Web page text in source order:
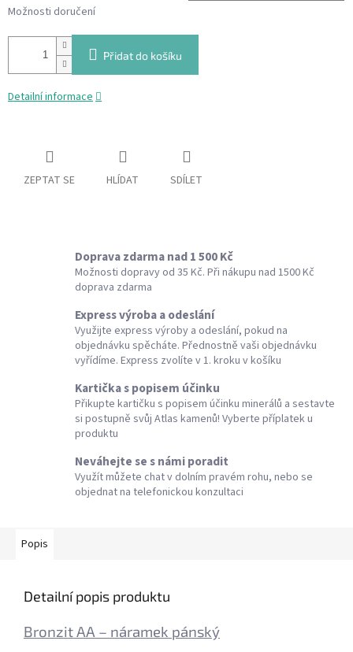
Možnosti doručení
Přidat do košíku
Detailní informace
ZEPTAT SE HLÍDAT SDÍLET
Doprava zdarma nad 1 500 Kč
Možnosti dopravy od 35 Kč. Při nákupu nad 1500 Kč
doprava zdarma
Express výroba a odeslání
Využijte express výroby a odeslání, pokud na
objednávku spěcháte. Přednostně vaši objednávku
vyřídíme. Express zvolíte v 1. kroku v košíku
Kartička s popisem účinku
Přikupte kartičku s popisem účinku minerálů a sestavte
si postupně svůj Atlas kamenů! Vyberte příplatek u
produktu
Neváhejte se s námi poradit
Využít můžete chat v dolním pravém rohu, nebo se
objednat na telefonickou konzultaci
Popis
Detailní popis produktu
Bronzit AA – náramek pánský